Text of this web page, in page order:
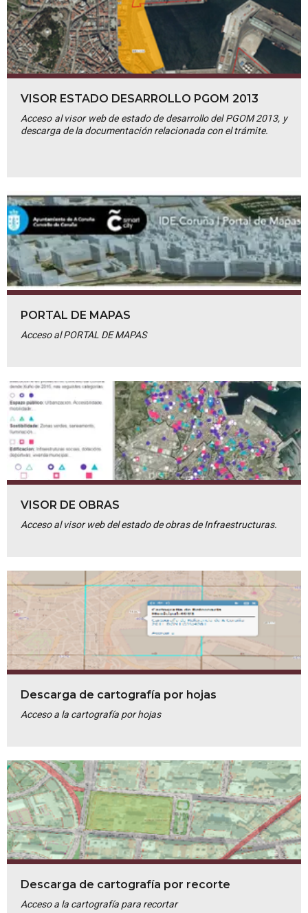
VISOR ESTADO DESARROLLO PGOM 2013
Acceso al visor web de estado de desarrollo del PGOM 2013, y
descarga de la documentación relacionada con el trámite.
PORTAL DE MAPAS
Acceso al PORTAL DE MAPAS
VISOR DE OBRAS
Acceso al visor web del estado de obras de Infraestructuras.
Descarga de cartografía por hojas
Acceso a la cartografía por hojas
Descarga de cartografía por recorte
Acceso a la cartografía para recortar